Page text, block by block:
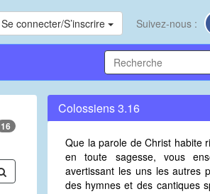
Se connecter/S’inscrire Suivez-nous :
16
Colossiens 3.16
Que la parole de Christ habite
en toute sagesse, vous
avertissant les uns les autres
des hymnes et des cantiques